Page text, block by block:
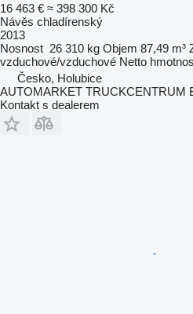
16 463 € ≈ 398 300 Kč
Návěs chladírenský
2013
Nosnost 26 310 kg Objem 87,49 m³
vzduchové/vzduchové Netto
Česko, Holubice
AUTOMARKET TRUCKCENTRUM
Kontakt s dealerem